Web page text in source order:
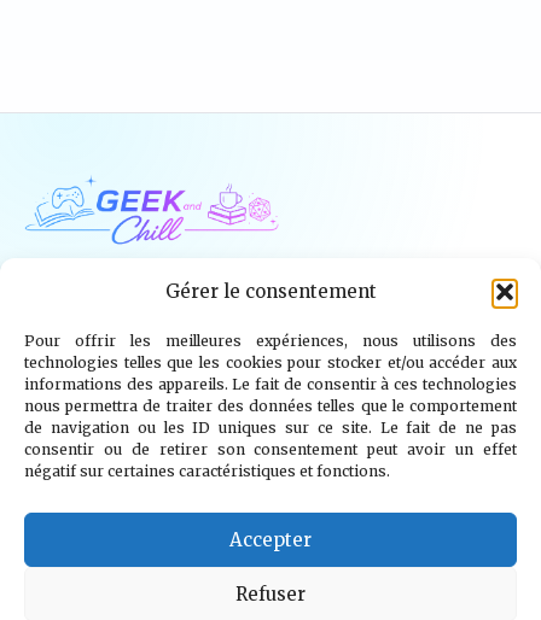
Gérer le consentement
Pour offrir les meilleures expériences, nous utilisons des
technologies telles que les cookies pour stocker et/ou accéder aux
informations des appareils. Le fait de consentir à ces technologies
nous permettra de traiter des données telles que le comportement
de navigation ou les ID uniques sur ce site. Le fait de ne pas
consentir ou de retirer son consentement peut avoir un effet
négatif sur certaines caractéristiques et fonctions.
Accepter
Refuser
Jeux Vidéo Tech Tabletop Livres
Mangas / BD TV Goodies Kids
Wargames
info@geekandchill.com